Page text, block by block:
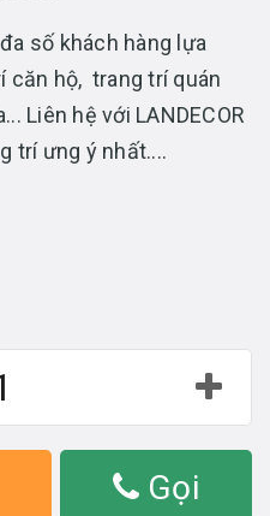
số khách hàng lựa
căn hộ, trang trí quán
Liên hệ với LANDECOR
trí ưng ý nhất....
Gọi